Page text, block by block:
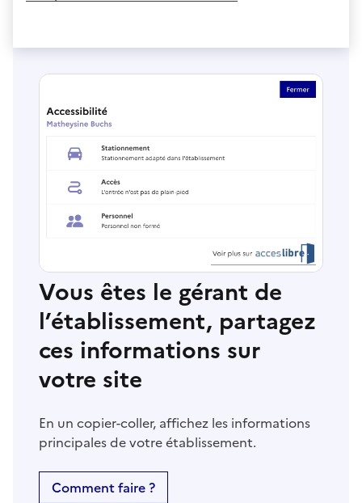
Vous êtes le gérant de
l’établissement, partagez
ces informations sur
votre site
En un copier-coller, affichez les informations
principales de votre établissement.
Comment faire ?